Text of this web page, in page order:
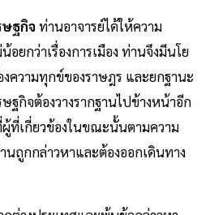
ฐกิจ ท่านอาจารย์ได้ให้ความ
ยกว่าเรื่องการเมือง ท่านจึงมีนโย
ความทุกข์ของราษฎร และยกฐานะ
ฐกิจต้องวางรากฐานไปข้างหน้าอีก
ที่เกี่ยวข้องในขณะนั้นตามความ
ถูกกล่าวหาและต้องออกเดินทาง